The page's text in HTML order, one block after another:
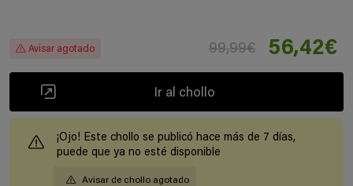
Avisar agotado 99,99€ 56,42€
Ir al chollo
¡Ojo! Este chollo se publicó hace más de 7 días,
puede que ya no esté disponible
Avisar de chollo agotado